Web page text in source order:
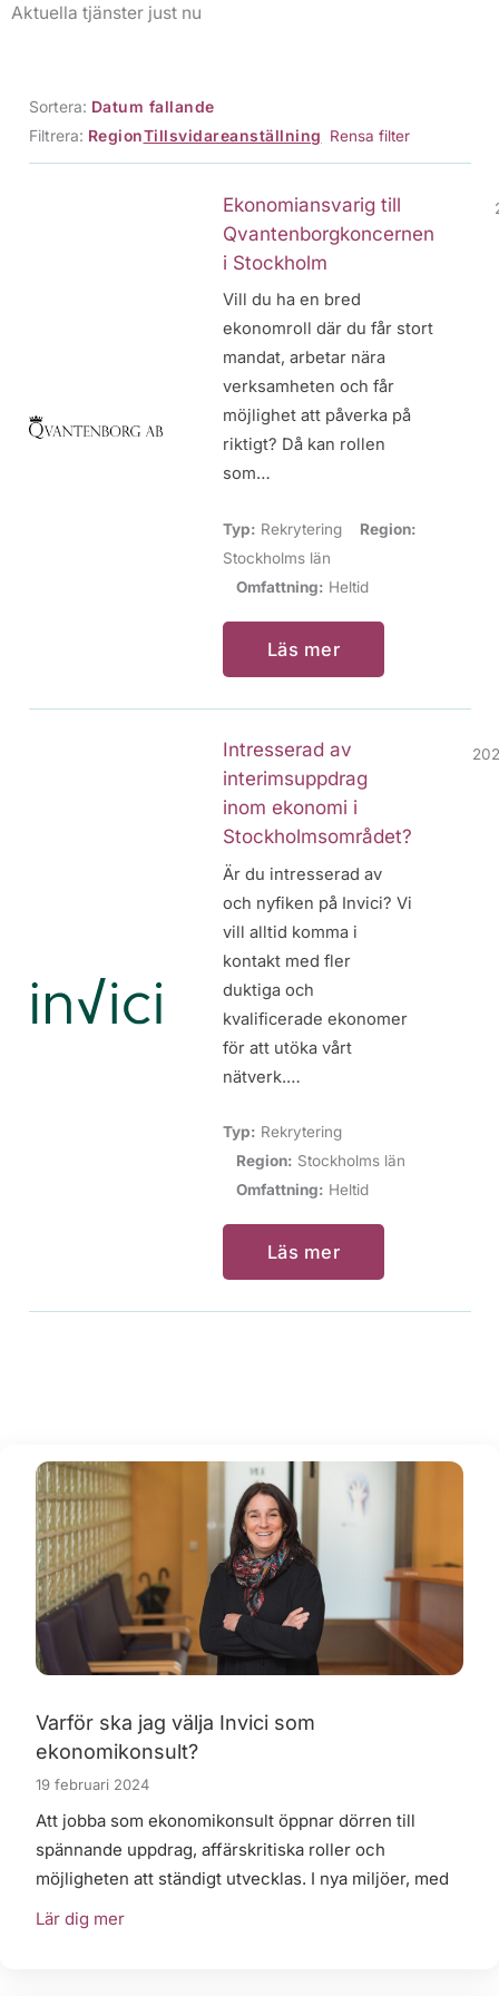
Aktuella tjänster just nu
Sortera: Datum fallande
Filtrera: RegionTillsvidareanställning Rensa filter
Ekonomiansvarig till
Qvantenborgkoncernen
i Stockholm
Vill du ha en bred
ekonomroll där du får stort
mandat, arbetar nära
verksamheten och får
möjlighet att påverka på
riktigt? Då kan rollen
som…
Typ: Rekrytering
Region:
Stockholms län
Omfattning: Heltid
Läs mer
Intresserad av
interimsuppdrag
inom ekonomi i
Stockholmsområdet?
Är du intresserad av
och nyfiken på Invici? Vi
vill alltid komma i
kontakt med fler
duktiga och
kvalificerade ekonomer
för att utöka vårt
nätverk.…
Typ: Rekrytering
Region: Stockholms län
Omfattning: Heltid
Läs mer
Varför ska jag välja Invici som
ekonomikonsult?
19 februari 2024
Att jobba som ekonomikonsult öppnar dörren till
spännande uppdrag, affärskritiska roller och
möjligheten att ständigt utvecklas. I nya miljöer, med
Lär dig mer